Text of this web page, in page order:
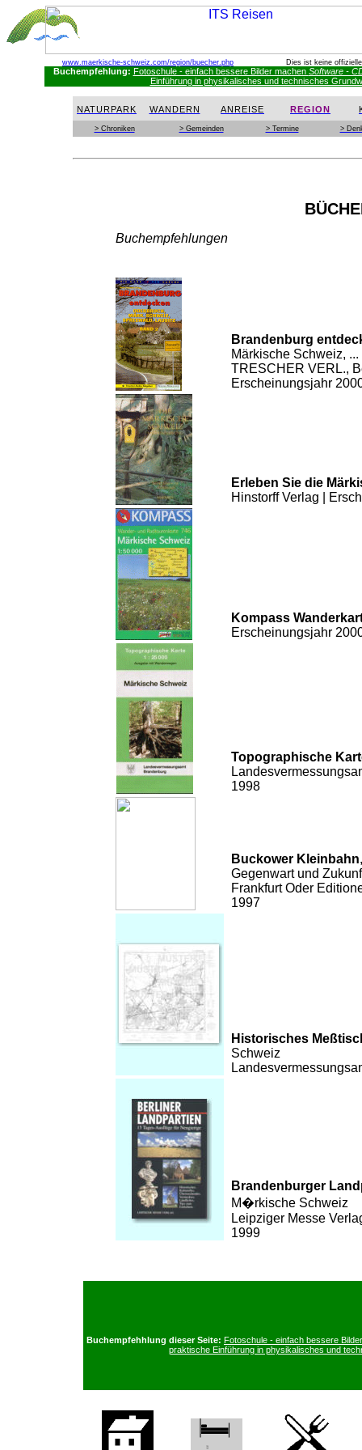
www.maerkische-schweiz.com/region/buecher.php Dies ist keine
Buchempfehlung: Fotoschule - einfach bessere Bilder machen Software -
Einführung in physikalisches und technisches
NATURPARK WANDERN ANREISE REGION
> Chroniken > Gemeinden > Termine >
Buchempfehlungen
Brandenburg
Märkische Schweiz, ...
TRESCHER VERL.,
Erscheinungsjahr
Erleben Sie die
Hinstorff Verlag |
Kompass
Erscheinungsjahr
Topographische
1998
Buckower Kleinbahn
Gegenwart und
Frankfurt Oder
1997
Historisches
Schweiz
Brandenburger
M�rkische Schweiz
Leipziger Messe
1999
Buchempfehhlung dieser Seite: Fotoschule - einfach bessere
praktische Einführung in physikalisches und